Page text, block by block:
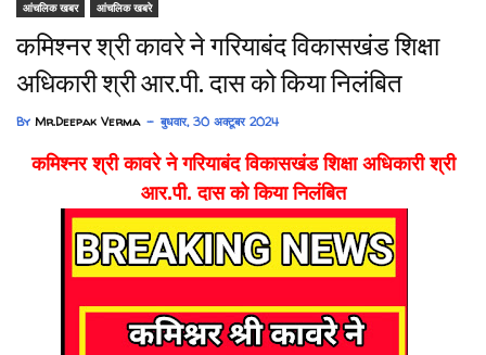
आंचलिक खबर आंचलिक खबरे
कमिश्नर श्री कावरे ने गरियाबंद विकासखंड शिक्षा
अधिकारी श्री आर.पी. दास को किया निलंबित
By Mr.Deepak Verma बुधवार, 30 अक्टूबर 2024
कमिश्नर श्री कावरे ने गरियाबंद विकासखंड शिक्षा अधिकारी श्री
आर.पी. दास को किया निलंबित